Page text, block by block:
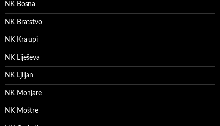
NK Bosna
NK Bratstvo
NK Kralupi
NK Liješeva
NK Ljiljan
NK Monjare
NK Moštre